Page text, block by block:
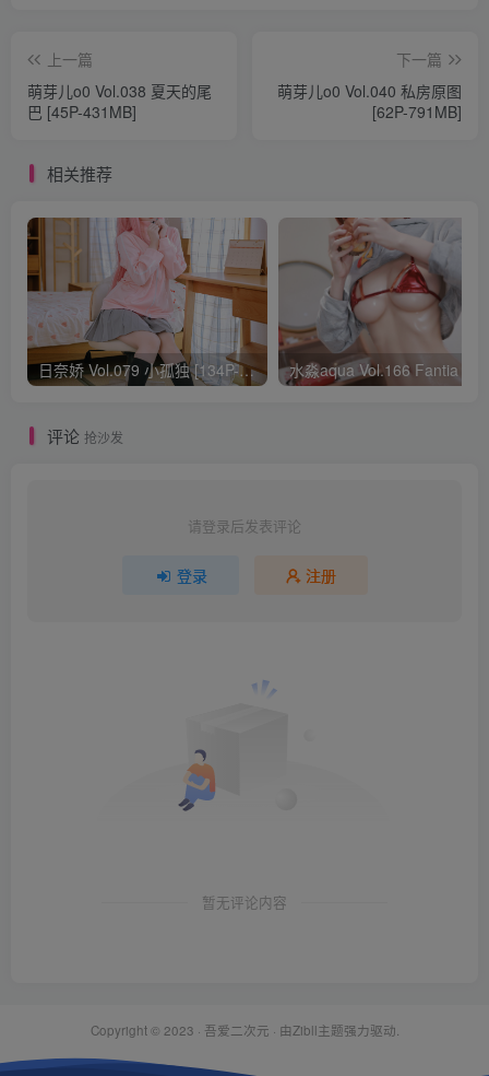
上一篇
萌芽儿o0 Vol.038 夏天的尾
巴 [45P-431MB]
下一篇
萌芽儿o0 Vol.040 私房原图
[62P-791MB]
相关推荐
日奈娇 Vol.079 小孤独 [134P-1.84GB]
评论 抢沙发
请登录后发表评论
登录 注册
暂无评论内容
Copyright © 2023 · 吾爱二次元 · 由Zibll主题强力驱动.